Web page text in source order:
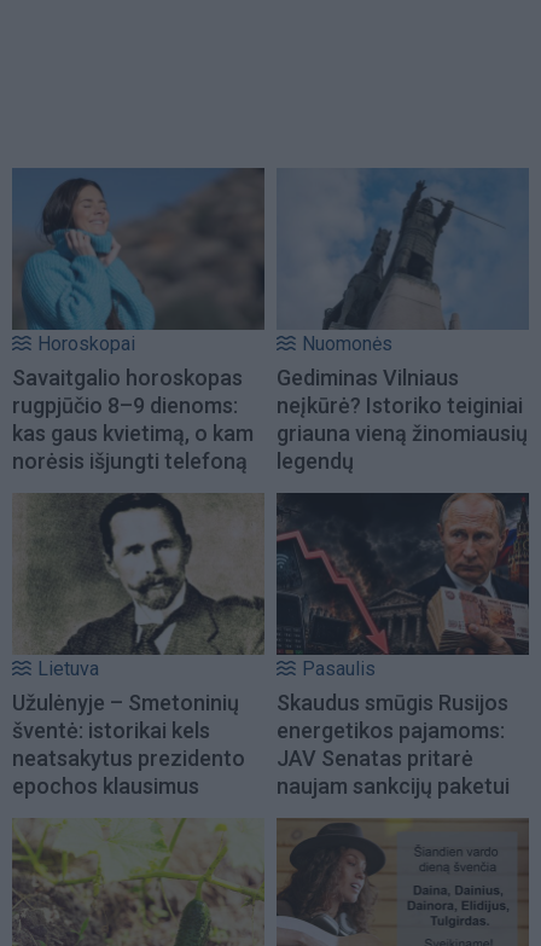
Horoskopai
Savaitgalio horoskopas
rugpjūčio 8–9 dienoms:
kas gaus kvietimą, o kam
norėsis išjungti telefoną
Nuomonės
Gediminas Vilniaus
neįkūrė? Istoriko teiginiai
griauna vieną žinomiausių
legendų
Lietuva
Užulėnyje – Smetoninių
šventė: istorikai kels
neatsakytus prezidento
epochos klausimus
Pasaulis
Skaudus smūgis Rusijos
energetikos pajamoms:
JAV Senatas pritarė
naujam sankcijų paketui